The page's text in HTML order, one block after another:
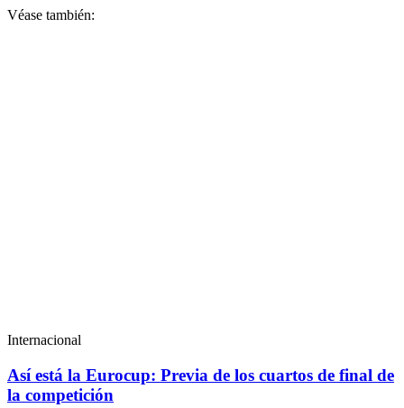
Véase también:
Internacional
Así está la Eurocup: Previa de los cuartos de final de
la competición